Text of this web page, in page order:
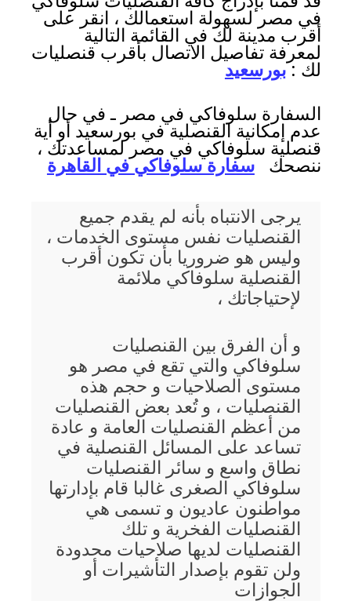
في مصر لسهولة استعمالك ، انقر على
أقرب مدينة لك في القائمة التالية
لمعرفة تفاصيل الاتصال بأقرب قنصليات
لك :بورسعيد
السفارة سلوفاكي في مصر ـ في حال
عدم إمكانية القنصلية في بورسعيد أو أية
قنصلية سلوفاكي في مصر لمساعدتك ،
ننصحكسفارة سلوفاكي في القاهرة
يرجى الانتباه بأنه لم يقدم جميع
القنصليات نفس مستوى الخدمات ،
وليس هو ضروريا بأن تكون أقرب
القنصلية سلوفاكي ملائمة
لإحتياجاتك ،
و أن الفرق بين القنصليات
سلوفاكي والتي تقع في مصر هو
مستوى الصلاحيات و حجم هذه
القنصليات ، و تُعد بعض القنصليات
من أعظم القنصليات العامة و عادة
تساعد على المسائل القنصلية في
نطاق واسع و سائر القنصليات
سلوفاكي الصغرى غالبا قام بإدارتها
مواطنون عاديون و تسمى هي
القنصليات الفخرية و تلك
القنصليات لديها صلاحيات محدودة
ولن تقوم بإصدار التأشيرات أو
الجوازات